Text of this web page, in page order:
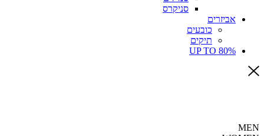
סניקרס
אביזרים
כובעים
תיקים
UP TO 80%
MEN